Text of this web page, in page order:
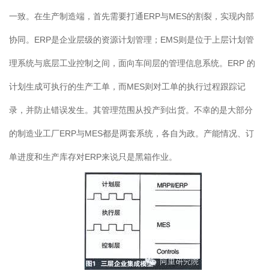
一致。在生产制造端，首先需要打通ERP与MES的割裂，实现内部
协同。ERP是企业层级的资源计划管理；EMS则是位于上层计划管
理系统与底层工业控制之间，面向车间层的管理信息系统。ERP 的
计划生成可执行的生产工单，而MES则对工单的执行过程跟踪记
录，并防止错误发生。其管理范围从投产到出货。不幸的是大部分
的制造业工厂ERP与MES都是两套系统，各自为政。产能情况、订
单进度和生产库存对ERP来说只是黑箱作业。